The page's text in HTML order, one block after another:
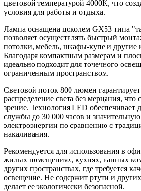
цветовой температурой 4000K, что
условия для работы и отдыха.
Лампа оснащена цоколем GX53 типа
позволяет осуществлять быстрый
потолки, мебель, шкафы-купе и другие
Благодаря компактным размерам и
идеально подходит для точечного
ограниченным пространством.
Световой поток 800 люмен
распределение света без мерцания, что
зрение. Технология LED обеспечивает
службы до 30 000 часов и
электроэнергии по сравнению с
накаливания.
Рекомендуется для использования в
жилых помещениях, кухнях, ванных
других пространствах, где требуется
освещение. Не содержит ртути и
делает ее экологически безопасной.